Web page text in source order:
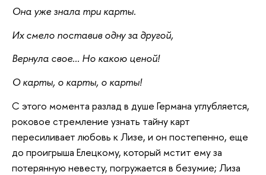
Она уже знала три карты.
Их смело поставив одну за другой,
Вернула свое... Но какою ценой!
О карты, о карты, о карты!
С этого момента разлад в душе Германа углубляется,
роковое стремление узнать тайну карт
пересиливает любовь к Лизе, и он постепенно, еще
до проигрыша Елецкому, который мстит ему за
потерянную невесту, погружается в безумие; Лиза